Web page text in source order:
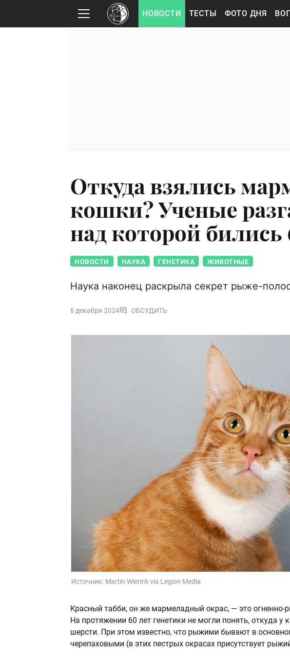
НОВОСТИ ТЕСТЫ ФОТО ДНЯ
Откуда взялись
кошки? Ученые
над которой бились
НОВОСТИ НАУКА ГЕНЕТИКА ЖИВОТНЫЕ
Наука наконец раскрыла секрет рыже-
6 декабря 2024 ОБСУДИТЬ
Источник: Martin Wierink via Legion Media
Красный табби, он же мармеладный окрас, — это огненно-
На протяжении 60 лет генетики не могли понять, откуда у
шерсти. При этом известно, что рыжими бывают в
черепаховыми (в этих пестрых окрасах присутствует